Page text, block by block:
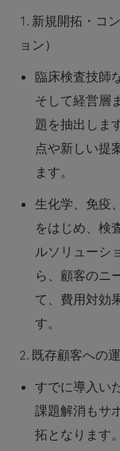
1. 新規開拓・コ
ョン）
臨床検査技師
そして経営層
題を抽出しま
点や新しい提
ます。
生化学、免疫
をはじめ、検
ルソリューシ
ら、顧客のニ
て、費用対効
す。
2. 既存顧客への
すでに導入い
課題解消もサ
拓となります。